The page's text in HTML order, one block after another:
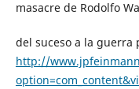
masacre de Rodolfo
del suceso a la guerra
http://